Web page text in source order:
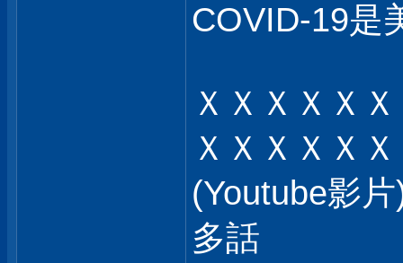
COVID-19是
ＸＸＸＸＸ
ＸＸＸＸＸ
(Youtube影
多話